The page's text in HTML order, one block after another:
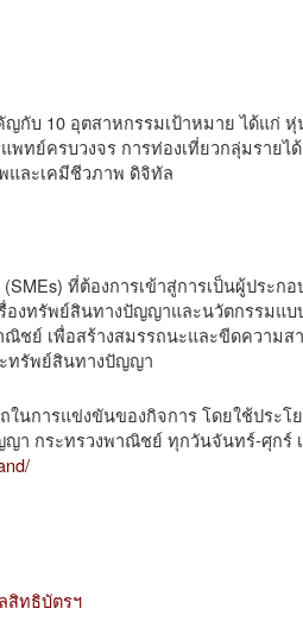
ญกับ 10 อุตสาหกรรมเป้าหมาย ได้แก่
ทย์ครบวงจร การท่องเที่ยวกลุ่มรายไ
และเคมีชีวภาพ ดิจิทัล
ที่ต้องการเข้าสู่การเป็นผู้ประกอ
รื่องทรัพย์สินทางปัญญาและนวัตกรรมแ
ชย์ เพื่อสร้างสมรรถนะและขีดความส
ทรัพย์สินทางปัญญา
นการแข่งขันของกิจการ โดยใช้ประโ
า กระทรวงพาณิชย์ ทุกวันจันทร์-ศุกร์
สิทธิบัตรฯ